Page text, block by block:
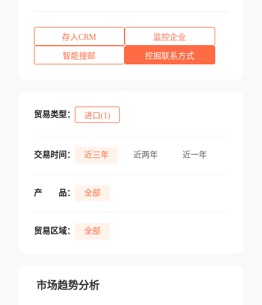
存入CRM 监控企业
智能搜邮 挖掘联系方式
贸易类型： 进口(1)
交易时间： 近三年 近两年 近一年
产 品： 全部
贸易区域： 全部
市场趋势分析